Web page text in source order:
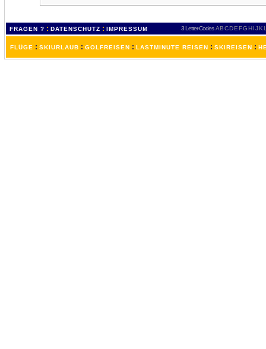
FRAGEN ? : DATENSCHUTZ : IMPRESSUM 3 Letter-Codes ABCDEFGH IJKL
FLÜGE : SKIURLAUB : GOLFREISEN : LASTMINUTE REISEN : SKIREISEN :